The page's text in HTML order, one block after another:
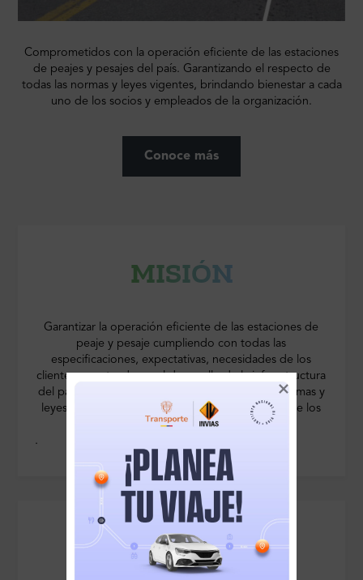
Comprometidos con la operación eficiente de las estaciones
de peajes y pesajes del país. Garantizando el respecto de
todas las normas y leyes vigentes, brindando bienestar a cada
uno de los socios y empleados de la organización.
Conoce más
MISIÓN
Garantizar la operación eficiente de las estaciones de
peaje y pesaje cumpliendo con todas las
especificaciones, expectativas, necesidades de los
clientes, aportando en el desarrollo de la infraestructura
del país. Garantizando el respeto de todas las normas y
leyes vigentes, brindando bienestar a cada uno de los
socios y empleados de la organización.
.
VISIÓN